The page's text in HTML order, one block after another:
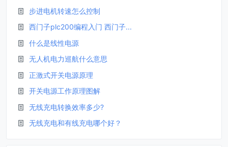
步进电机转速怎么控制
西门子plc200编程入门 西门子...
什么是线性电源
无人机电力巡航什么意思
正激式开关电源原理
开关电源工作原理图解
无线充电转换效率多少?
无线充电和有线充电哪个好？